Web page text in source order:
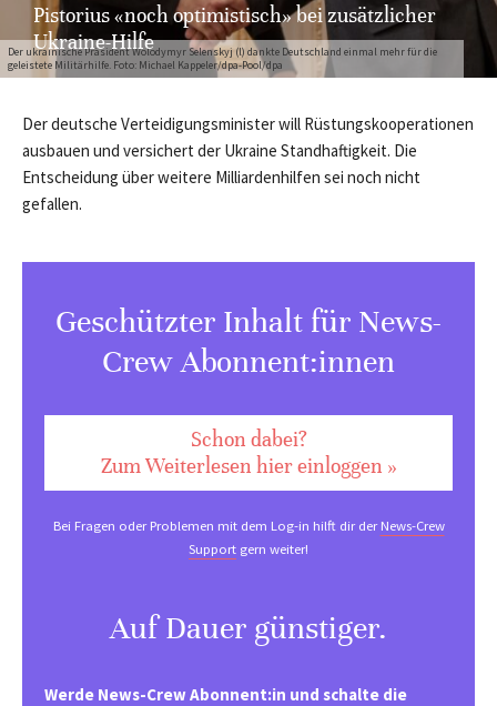
Der ukrainische Präsident Wolodymyr Selenskyj (l) dankte Deutschland einmal mehr für die
geleistete Militärhilfe. Foto: Michael Kappeler/dpa-Pool/dpa
Pistorius «noch optimistisch» bei zusätzlicher
Ukraine-Hilfe
Der deutsche Verteidigungsminister will Rüstungskooperationen
ausbauen und versichert der Ukraine Standhaftigkeit. Die
Entscheidung über weitere Milliardenhilfen sei noch nicht
gefallen.
Geschützter Inhalt für News-
Crew Abonnent:innen
Schon dabei?
Zum Weiterlesen hier einloggen »
Bei Fragen oder Problemen mit dem Log-in hilft dir derNews-Crew
Support gern weiter!
Auf Dauer günstiger.
Werde News-Crew Abonnent:in und schalte die